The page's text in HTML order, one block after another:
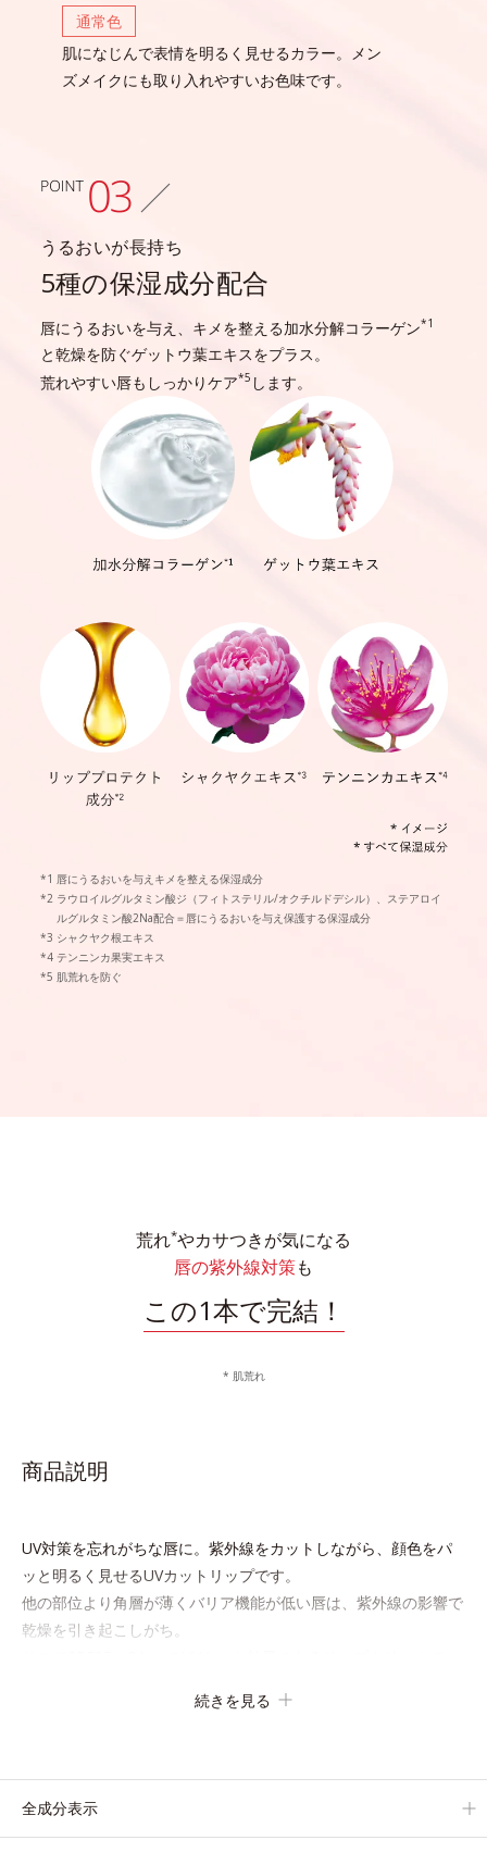
通常色
肌になじんで表情を明るく見せるカラー。
メン
ズメイクにも取り入れやすいお色味です。
うるおいが長持ち
5種の保湿成分配合
唇にうるおいを与え、キメを整える加水分解コラーゲン*1
と乾燥を防ぐゲットウ葉エキスをプラス。
荒れやすい唇もしっかりケア*5 します。
唇にうるおいを与えキメを整える保湿成分
ラウロイルグルタミン酸ジ（フィトステリル/オクチルドデシル）、ステアロイ
ルグルタミン酸2Na配合＝唇にうるおいを与え保護する保湿成分
シャクヤク根エキス
テンニンカ果実エキス
肌荒れを防ぐ
荒れ*やカサつきが気になる
唇の紫外線対策も
この1本で完結！
* 肌荒れ
商品説明
UV対策を忘れがちな唇に。紫外線をカットしながら、顔色をパ
ッと明るく見せるUVカットリップです。
他の部位より角層が薄くバリア機能が低い唇は、紫外線の影響で
乾燥を引き起こしがち。
2種類の保湿成分（加水分解コラーゲン、ゲットウ葉エキス）を
通常色は、どんな肌色にも似合うカラーで、唇を美しく魅せなが
続きを見る
全成分表示